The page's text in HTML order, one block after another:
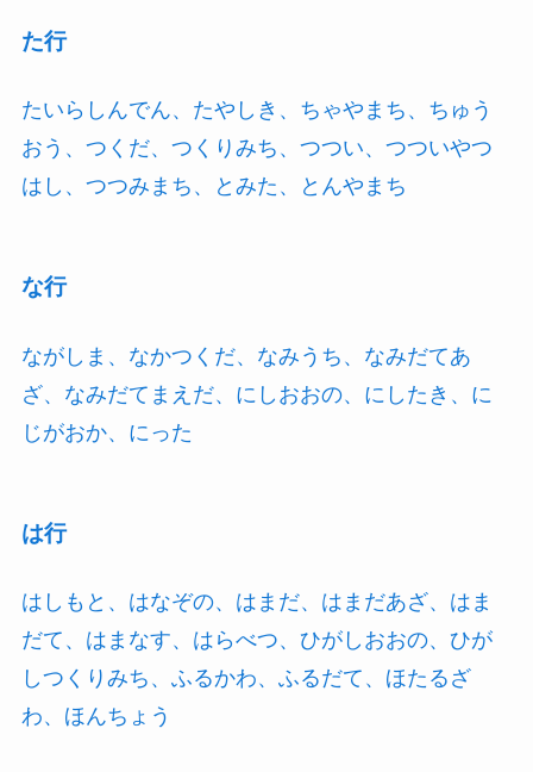
た行
たいらしんでん、たやしき、ちゃやまち、ちゅう
おう、つくだ、つくりみち、つつい、つついやつ
はし、つつみまち、とみた、とんやまち
な行
ながしま、なかつくだ、なみうち、なみだてあ
ざ、なみだてまえだ、にしおおの、にしたき、に
じがおか、にった
は行
はしもと、はなぞの、はまだ、はまだあざ、はま
だて、はまなす、はらべつ、ひがしおおの、ひが
しつくりみち、ふるかわ、ふるだて、ほたるざ
わ、ほんちょう